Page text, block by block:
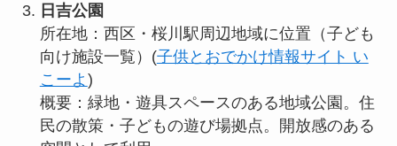
日吉公園
所在地：西区・桜川駅周辺地域に位置（子ども
向け施設一覧）(子供とおでかけ情報サイト い
こーよ )
概要：緑地・遊具スペースのある地域公園。住
民の散策・子どもの遊び場拠点。開放感のある